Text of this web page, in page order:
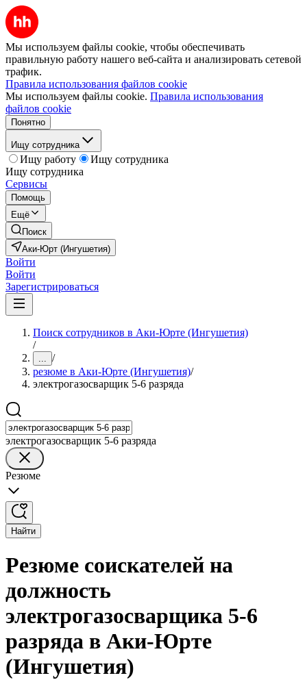
Мы используем файлы cookie, чтобы обеспечивать
правильную работу нашего веб-сайта и анализировать сетевой
трафик.
Правила использования файлов cookie
Мы используем файлы cookie. Правила использования
файлов cookie
Понятно
Ищу сотрудника
Ищу работу
Ищу сотрудника
Ищу сотрудника
Сервисы
Помощь
Ещё
Поиск
Аки-Юрт (Ингушетия)
Войти
Войти
Зарегистрироваться
Поиск сотрудников в Аки-Юрте (Ингушетия)
/
... /
резюме в Аки-Юрте (Ингушетия)/
электрогазосварщик 5-6 разряда
электрогазосварщик 5-6 разряда
Резюме
Найти
Резюме соискателей на
должность
электрогазосварщика 5-6
разряда в Аки-Юрте
(Ингушетия)